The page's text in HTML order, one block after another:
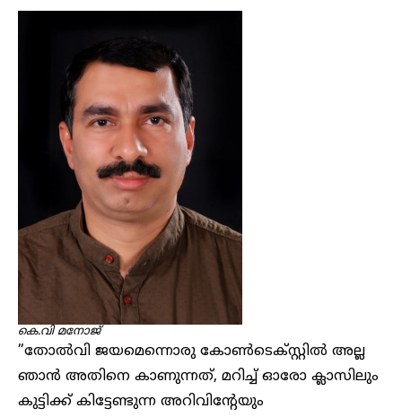
കെ.വി മനോജ്
”തോൽവി ജയമെന്നൊരു കോൺടെക്സ്റ്റിൽ അല്ല
ഞാൻ അതിനെ കാണുന്നത്, മറിച്ച് ഓരോ ക്ലാസിലും
കുട്ടിക്ക് കിട്ടേണ്ടുന്ന അറിവിന്റേയും